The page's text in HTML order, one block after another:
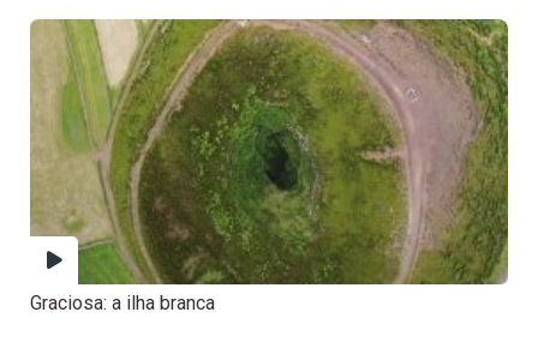
Graciosa: a ilha branca